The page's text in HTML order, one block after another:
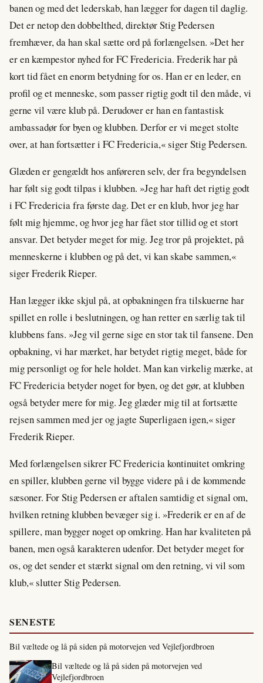
banen og med det lederskab, han lægger for dagen til daglig.
Det er netop den dobbelthed, direktør Stig Pedersen
fremhæver, da han skal sætte ord på forlængelsen. »Det her
er en kæmpestor nyhed for FC Fredericia. Frederik har på
kort tid fået en enorm betydning for os. Han er en leder, en
profil og et menneske, som passer rigtig godt til den måde, vi
gerne vil være klub på. Derudover er han en fantastisk
ambassadør for byen og klubben. Derfor er vi meget stolte
over, at han fortsætter i FC Fredericia,« siger Stig Pedersen.
Glæden er gengældt hos anføreren selv, der fra begyndelsen
har følt sig godt tilpas i klubben. »Jeg har haft det rigtig godt
i FC Fredericia fra første dag. Det er en klub, hvor jeg har
følt mig hjemme, og hvor jeg har fået stor tillid og et stort
ansvar. Det betyder meget for mig. Jeg tror på projektet, på
menneskerne i klubben og på det, vi kan skabe sammen,«
siger Frederik Rieper.
Han lægger ikke skjul på, at opbakningen fra tilskuerne har
spillet en rolle i beslutningen, og han retter en særlig tak til
klubbens fans. »Jeg vil gerne sige en stor tak til fansene. Den
opbakning, vi har mærket, har betydet rigtig meget, både for
mig personligt og for hele holdet. Man kan virkelig mærke, at
FC Fredericia betyder noget for byen, og det gør, at klubben
også betyder mere for mig. Jeg glæder mig til at fortsætte
rejsen sammen med jer og jagte Superligaen igen,« siger
Frederik Rieper.
Med forlængelsen sikrer FC Fredericia kontinuitet omkring
en spiller, klubben gerne vil bygge videre på i de kommende
sæsoner. For Stig Pedersen er aftalen samtidig et signal om,
hvilken retning klubben bevæger sig i. »Frederik er en af de
spillere, man bygger noget op omkring. Han har kvaliteten på
banen, men også karakteren udenfor. Det betyder meget for
os, og det sender et stærkt signal om den retning, vi vil som
klub,« slutter Stig Pedersen.
SENESTE
Bil væltede og lå på siden på motorvejen ved Vejlefjordbroen
Bil væltede og lå på siden på motorvejen ved
Vejlefjordbroen